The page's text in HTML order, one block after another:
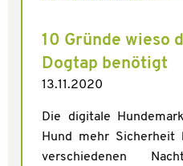
10 Gründe wieso
Dogtap benötigt
13.11.2020
Die digitale
Hund mehr
verschiedenen